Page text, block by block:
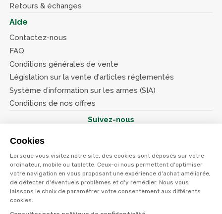
Cookies
Lorsque vous visitez notre site, des cookies sont déposés sur votre
ordinateur, mobile ou tablette. Ceux-ci nous permettent d'optimiser
votre navigation en vous proposant une expérience d'achat améliorée,
de détecter d'éventuels problèmes et d'y remédier. Nous vous
laissons le choix de paramétrer votre consentement aux différents
cookies.
Retours & échanges
Aide
Contactez-nous
FAQ
Conditions générales de vente
Législation sur la vente d'articles réglementés
Système d’information sur les armes (SIA)
Conditions de nos offres
Suivez-nous
© Terres et eaux 2026
Politique de confidentialité
Mentions légales
CGV